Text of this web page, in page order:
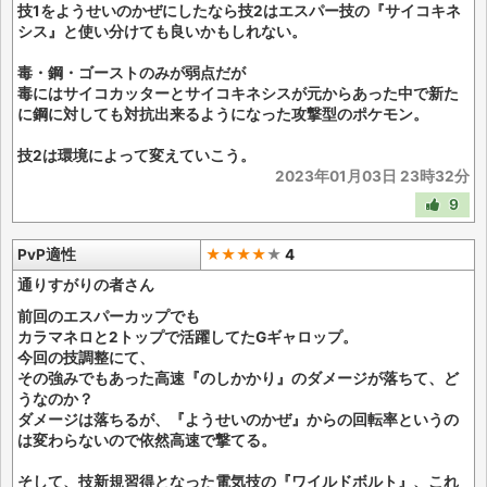
技1をようせいのかぜにしたなら技2はエスパー技の『サイコキネ
シス』と使い分けても良いかもしれない。
毒・鋼・ゴーストのみが弱点だが
毒にはサイコカッターとサイコキネシスが元からあった中で新た
に鋼に対しても対抗出来るようになった攻撃型のポケモン。
技2は環境によって変えていこう。
2023年01月03日 23時32分
9
PvP適性 ★★★★★ 4
通りすがりの者さん
前回のエスパーカップでも
カラマネロと2トップで活躍してたGギャロップ。
今回の技調整にて、
その強みでもあった高速『のしかかり』のダメージが落ちて、ど
うなのか？
ダメージは落ちるが、『ようせいのかぜ』からの回転率というの
は変わらないので依然高速で撃てる。
そして、技新規習得となった電気技の『ワイルドボルト』、これ